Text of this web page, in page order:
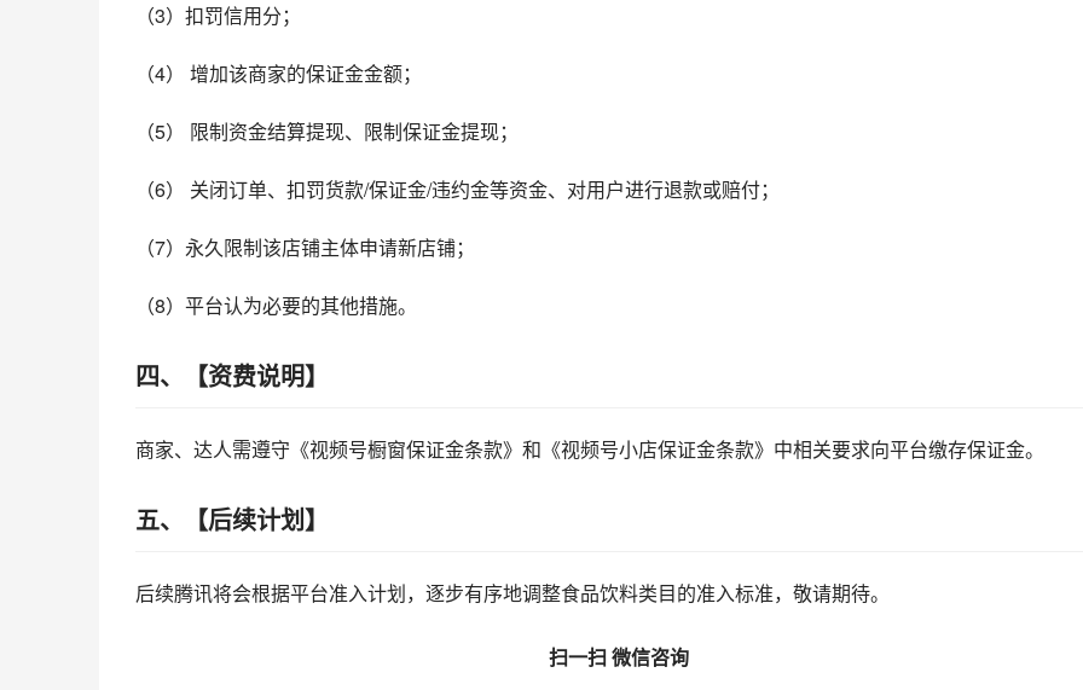
（3）扣罚信用分；
（4） 增加该商家的保证金金额；
（5） 限制资金结算提现、限制保证金提现；
（6） 关闭订单、扣罚货款/保证金/违约金等资金、对用户进行退款或赔付；
（7）永久限制该店铺主体申请新店铺；
（8）平台认为必要的其他措施。
四、【资费说明】
商家、达人需遵守《视频号橱窗保证金条款》和《视频号小店保证金条款》中相关要求向平台缴存保证金。
五、【后续计划】
后续腾讯将会根据平台准入计划，逐步有序地调整食品饮料类目的准入标准，敬请期待。
扫一扫 微信咨询